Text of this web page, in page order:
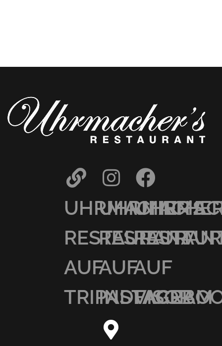
UHRMACHER’S
RESTAURANT
AUF
TRIPADVISOR
AUF
INSTAGRAM
AUF